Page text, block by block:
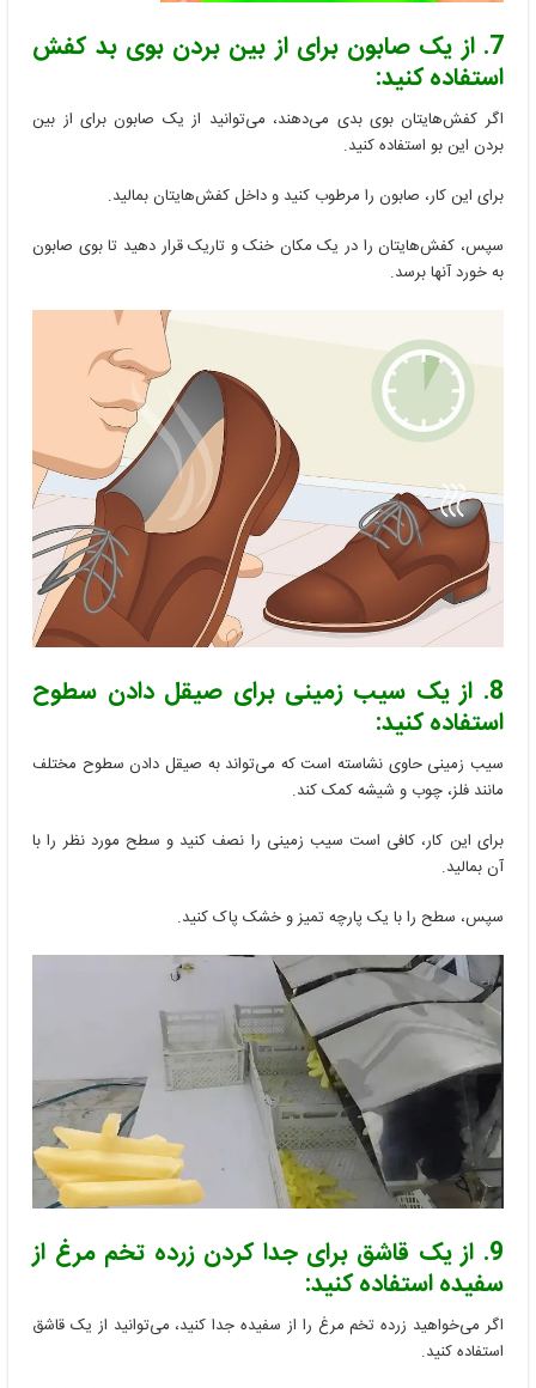
7. از یک صابون برای از بین بردن بوی بد کفش
استفاده کنید:
اگر کفش‌هایتان بوی بدی می‌دهند، می‌توانید از یک صابون برای از بین
بردن این بو استفاده کنید.
برای این کار، صابون را مرطوب کنید و داخل کفش‌هایتان بمالید.
سپس، کفش‌هایتان را در یک مکان خنک و تاریک قرار دهید تا بوی صابون
به خورد آنها برسد.
8. از یک سیب زمینی برای صیقل دادن سطوح
استفاده کنید:
سیب زمینی حاوی نشاسته است که می‌تواند به صیقل دادن سطوح مختلف
مانند فلز، چوب و شیشه کمک کند.
برای این کار، کافی است سیب زمینی را نصف کنید و سطح مورد نظر را با
آن بمالید.
سپس، سطح را با یک پارچه تمیز و خشک پاک کنید.
9. از یک قاشق برای جدا کردن زرده تخم مرغ از
سفیده استفاده کنید:
اگر می‌خواهید زرده تخم مرغ را از سفیده جدا کنید، می‌توانید از یک قاشق
استفاده کنید.